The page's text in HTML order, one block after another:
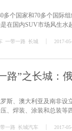
多个国家和70多个国际
在国内SUV市场风生水
一带一路 长城 2017-
路”之长城：
斯、澳大利亚及南非设
、焊装、涂装和总装等
一路 长城汽车 2017-